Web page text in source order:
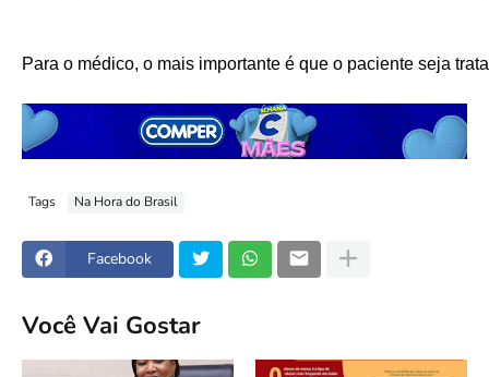
Para o médico, o mais importante é que o paciente seja
Tags Na Hora do Brasil
Facebook
Você Vai Gostar